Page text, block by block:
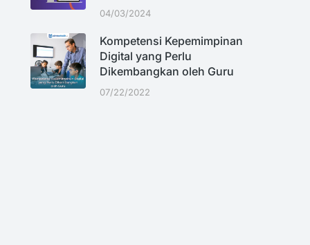
04/03/2024
Kompetensi Kepemimpinan
Digital yang Perlu
Dikembangkan oleh Guru
07/22/2022